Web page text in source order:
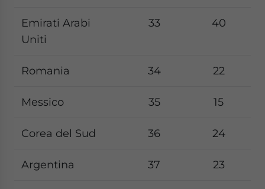
Emirati Arabi
Uniti
33 40
Romania 34 22
Messico 35 15
Corea del Sud 36 24
Argentina 37 23